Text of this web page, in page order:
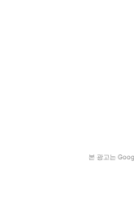
본 광고는